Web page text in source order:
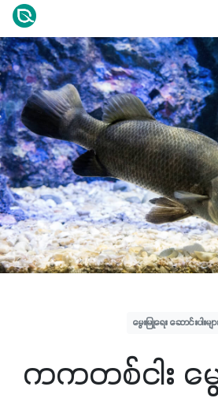
မွေးမြူရေး ဆောင်းပါးမျာ
ကကတစ်ငါး မွ